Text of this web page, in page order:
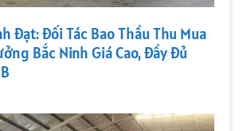
Đạt: Đối Tác Bao Thầu Thu Mua
Bắc Ninh Giá Cao, Đầy Đủ